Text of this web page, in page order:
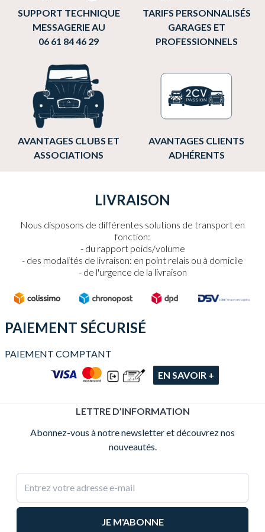
SUPPORT TECHNIQUE
MESSAGERIE AU
06 61 84 46 29
TARIFS PERSONNALISÉS
GARAGES ET
PROFESSIONNELS
AVANTAGES CLUBS ET
ASSOCIATIONS
AVANTAGES CLIENTS
ADHÉRENTS
LIVRAISON
Nous disposons de différentes solutions de transport en
fonction:
du rapport poids/volume
des modalités de livraison: en point relais ou à domicile
de l'urgence de la livraison
PAIEMENT SÉCURISÉ
PAIEMENT COMPTANT
EN SAVOIR +
LETTRE D’INFORMATION
Abonnez-vous à notre newsletter et découvrez nos
nouveautés.
Adresse e-mail